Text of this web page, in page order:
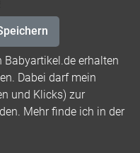
erhalten
Dabei darf mein
und Klicks) zur
Mehr finde ich in der